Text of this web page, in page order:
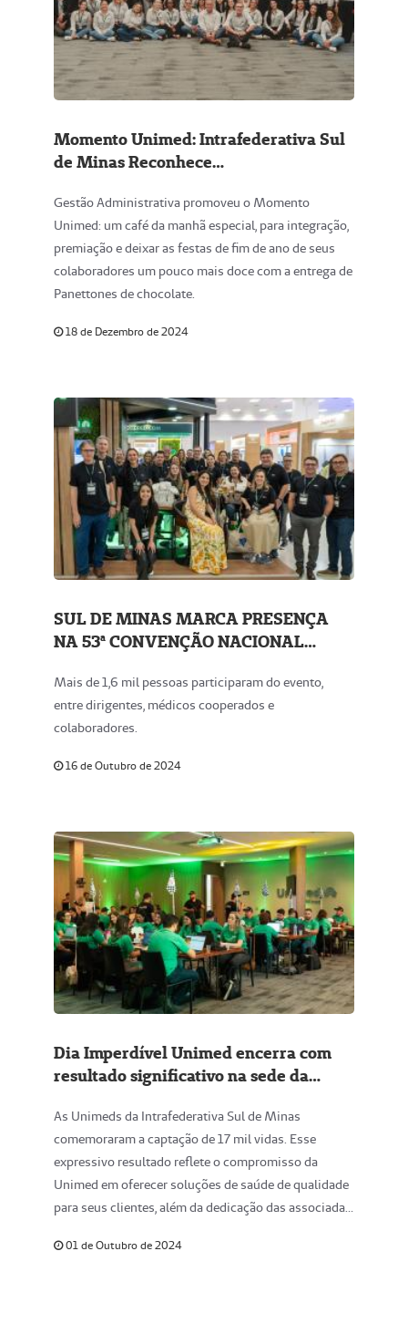
Momento Unimed: Intrafederativa Sul
de Minas Reconhece
e celebra o fim de mais um ano
Gestão Administrativa promoveu o Momento
Unimed: um café da manhã especial, para integração,
premiação e deixar as festas de fim de ano de seus
colaboradores um pouco mais doce com a entrega de
Panettones de chocolate.
18 de Dezembro de 2024
SUL DE MINAS MARCA PRESENÇA
NA 53ª CONVENÇÃO NACIONAL
Mais de 1,6 mil pessoas participaram do evento,
entre dirigentes, médicos cooperados e
colaboradores.
16 de Outubro de 2024
Dia Imperdível Unimed encerra com
resultado significativo na sede da
As Unimeds da Intrafederativa Sul de Minas
comemoraram a captação de 17 mil vidas. Esse
expressivo resultado reflete o compromisso da
Unimed em oferecer soluções de saúde de qualidade
para seus clientes, além da dedicação das associadas
01 de Outubro de 2024